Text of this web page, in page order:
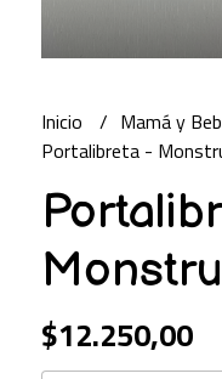
Inicio Mamá y
Portalibreta -
$12.250,00